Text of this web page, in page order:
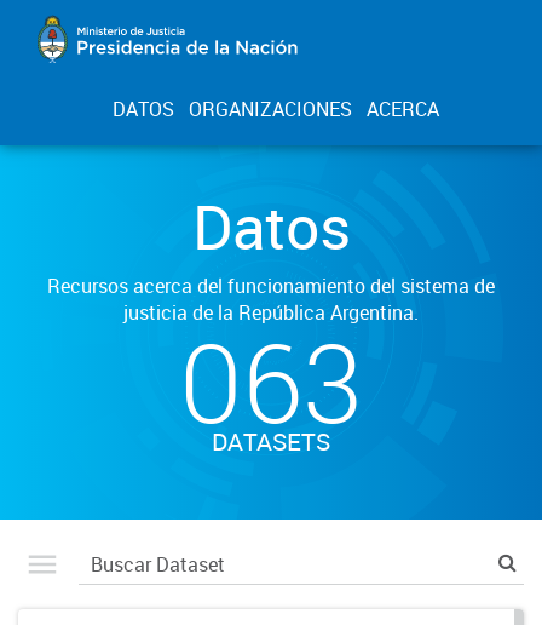
DATOS ORGANIZACIONES ACERCA
Datos
Recursos acerca del funcionamiento del sistema de
justicia de la República Argentina.
063
DATASETS